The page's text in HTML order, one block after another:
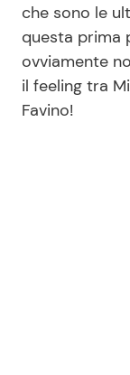
che sono le
questa prima
ovviamente
il feeling tra
Favino!